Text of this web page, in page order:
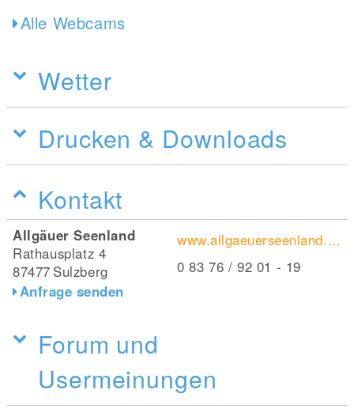
Alle Webcams
Wetter
Drucken & Downloads
Kontakt
Allgäuer Seenland
Rathausplatz 4
87477 Sulzberg
Anfrage senden
www.allgaeuerseenland.de/seenland/seen-weiher/sulzberger-see/
0 83 76 / 92 01 - 19
Forum und
Usermeinungen